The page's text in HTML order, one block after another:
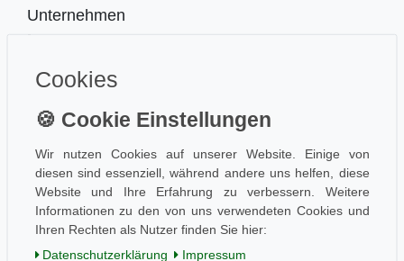
Unternehmen
Datenschutz
Information
Aktuelles
Folge uns
Einkaufen
Cookies
Wir nutzen Cookies auf unserer Website. Einige von
diesen sind essenziell, während andere uns helfen, diese
Website und Ihre Erfahrung zu verbessern. Weitere
Informationen zu den von uns verwendeten Cookies und
Ihren Rechten als Nutzer finden Sie hier:
Daten­schutz­erklärung
Impressum